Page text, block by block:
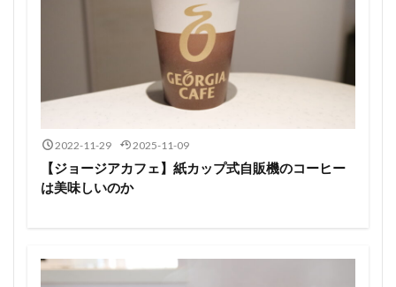
2022-11-29 2025-11-09
【ジョージアカフェ】紙カップ式自販機のコーヒー
は美味しいのか